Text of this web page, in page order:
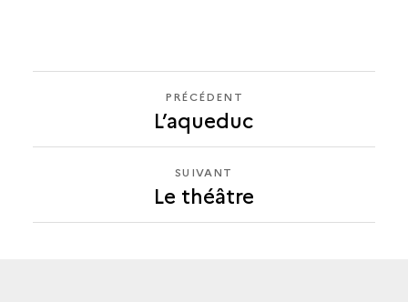
PRÉCÉDENT
LE
THÉÂTRE
PRÉCÉDENT
L’aqueduc
SUIVANT
LE
SUIVANT
Le théâtre